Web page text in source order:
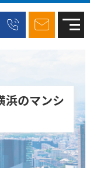
浜のマンシ